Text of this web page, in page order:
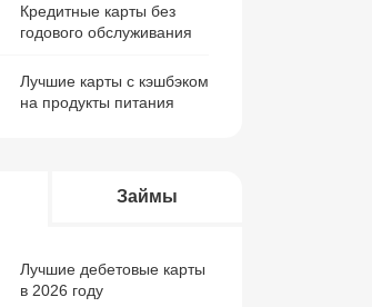
Кредитные карты без
годового обслуживания
Лучшие карты с кэшбэком
на продукты питания
Займы
Лучшие дебетовые карты
в 2026 году